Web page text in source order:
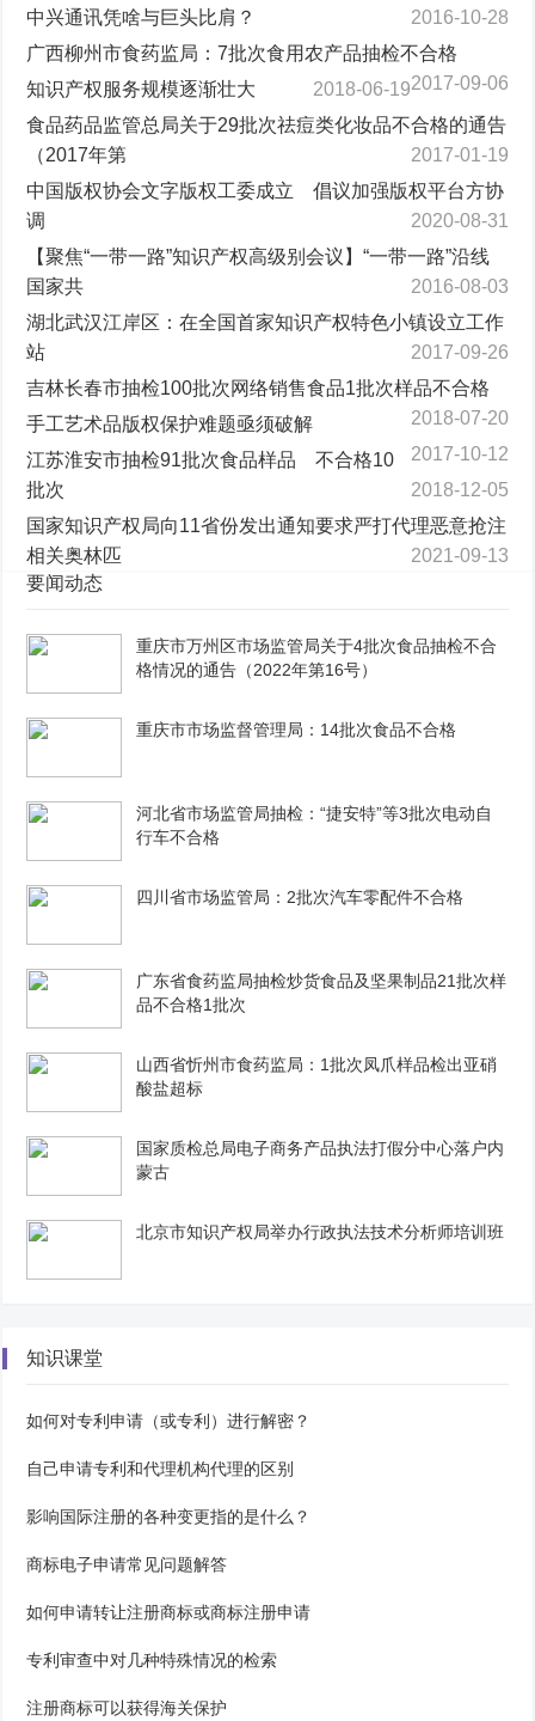
中兴通讯凭啥与巨头比肩？
2016-10-28
广西柳州市食药监局：7批次食用农产品抽检不合格
2017-09-06
知识产权服务规模逐渐壮大
2018-06-19
食品药品监管总局关于29批次祛痘类化妆品不合格的通告
（2017年第
2017-01-19
中国版权协会文字版权工委成立 倡议加强版权平台方协
调
2020-08-31
【聚焦“一带一路”知识产权高级别会议】“一带一路”沿线
国家共
2016-08-03
湖北武汉江岸区：在全国首家知识产权特色小镇设立工作
站
2017-09-26
吉林长春市抽检100批次网络销售食品1批次样品不合格
2018-07-20
手工艺术品版权保护难题亟须破解
2017-10-12
江苏淮安市抽检91批次食品样品 不合格10
批次
2018-12-05
国家知识产权局向11省份发出通知要求严打代理恶意抢注
相关奥林匹
2021-09-13
要闻动态
重庆市万州区市场监管局关于4批次食品抽检不合
格情况的通告（2022年第16号）
重庆市市场监督管理局：14批次食品不合格
河北省市场监管局抽检：“捷安特”等3批次电动自
行车不合格
四川省市场监管局：2批次汽车零配件不合格
广东省食药监局抽检炒货食品及坚果制品21批次样
品不合格1批次
山西省忻州市食药监局：1批次凤爪样品检出亚硝
酸盐超标
国家质检总局电子商务产品执法打假分中心落户内
蒙古
北京市知识产权局举办行政执法技术分析师培训班
知识课堂
如何对专利申请（或专利）进行解密？
自己申请专利和代理机构代理的区别
影响国际注册的各种变更指的是什么？
商标电子申请常见问题解答
如何申请转让注册商标或商标注册申请
专利审查中对几种特殊情况的检索
注册商标可以获得海关保护